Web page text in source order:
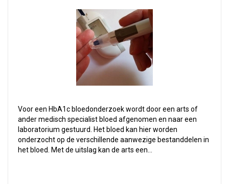
Voor een HbA1c bloedonderzoek wordt door een arts of
ander medisch specialist bloed afgenomen en naar een
laboratorium gestuurd. Het bloed kan hier worden
onderzocht op de verschillende aanwezige bestanddelen in
het bloed. Met de uitslag kan de arts een…